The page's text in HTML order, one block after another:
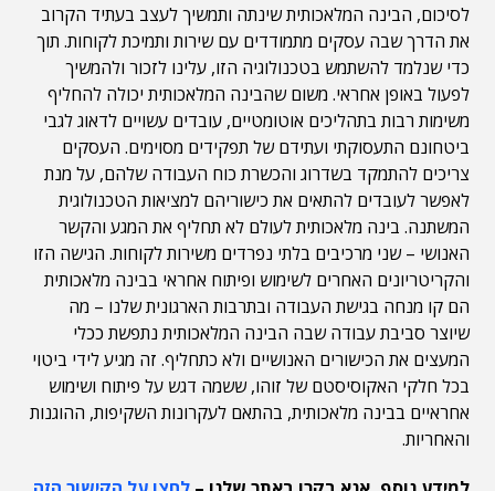
לסיכום, הבינה המלאכותית שינתה ותמשיך לעצב בעתיד הקרוב
את הדרך שבה עסקים מתמודדים עם שירות ותמיכת לקוחות. תוך
כדי שנלמד להשתמש בטכנולוגיה הזו, עלינו לזכור ולהמשיך
לפעול באופן אחראי. משום שהבינה המלאכותית יכולה להחליף
משימות רבות בתהליכים אוטומטיים, עובדים עשויים לדאוג לגבי
ביטחונם התעסוקתי ועתידם של תפקידים מסוימים. העסקים
צריכים להתמקד בשדרוג והכשרת כוח העבודה שלהם, על מנת
לאפשר לעובדים להתאים את כישוריהם למציאות הטכנולוגית
המשתנה. בינה מלאכותית לעולם לא תחליף את המגע והקשר
האנושי – שני מרכיבים בלתי נפרדים משירות לקוחות. הגישה הזו
והקריטריונים האחרים לשימוש ופיתוח אחראי בבינה מלאכותית
הם קו מנחה בגישת העבודה ובתרבות הארגונית שלנו – מה
שיוצר סביבת עבודה שבה הבינה המלאכותית נתפשת ככלי
המעצים את הכישורים האנושיים ולא כתחליף. זה מגיע לידי ביטוי
בכל חלקי האקוסיסטם של זוהו, ששמה דגש על פיתוח ושימוש
אחראיים בבינה מלאכותית, בהתאם לעקרונות השקיפות, ההוגנות
והאחריות.